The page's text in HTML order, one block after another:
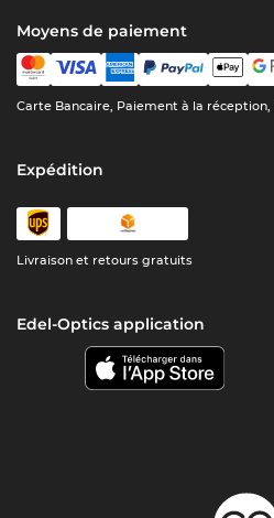
Moyens de paiement
Carte Bancaire, Paiement à la
Expédition
Livraison et retours gratuits
Edel-Optics application